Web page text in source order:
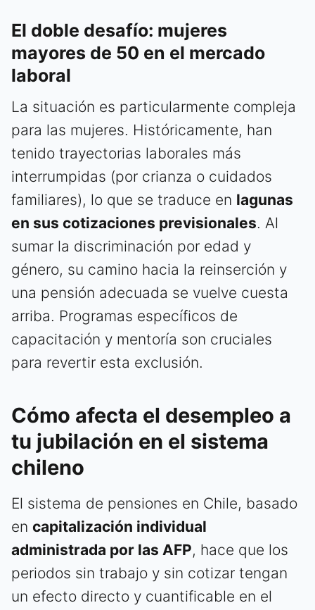
El doble desafío: mujeres
mayores de 50 en el mercado
laboral
La situación es particularmente compleja
para las mujeres. Históricamente, han
tenido trayectorias laborales más
interrumpidas (por crianza o cuidados
familiares), lo que se traduce en lagunas
en sus cotizaciones previsionales. Al
sumar la discriminación por edad y
género, su camino hacia la reinserción y
una pensión adecuada se vuelve cuesta
arriba. Programas específicos de
capacitación y mentoría son cruciales
para revertir esta exclusión.
Cómo afecta el desempleo a
tu jubilación en el sistema
chileno
El sistema de pensiones en Chile, basado
en capitalización individual
administrada por las AFP, hace que los
periodos sin trabajo y sin cotizar tengan
un efecto directo y cuantificable en el